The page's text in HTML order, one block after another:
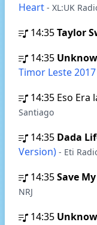
Heart - XL:UK
14:35Taylor
14:35
Timor Leste
14:35 Eso Era
Santiago
14:35 Dada
Version) - Eti
14:35Save
NRJ
14:35